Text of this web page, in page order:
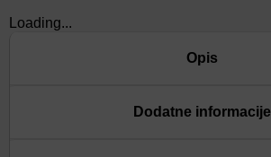
Loading...
Opis
Dodatne informacije